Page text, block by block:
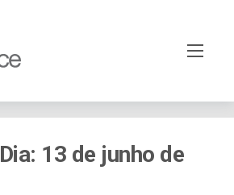
Dia: 13 de junho de